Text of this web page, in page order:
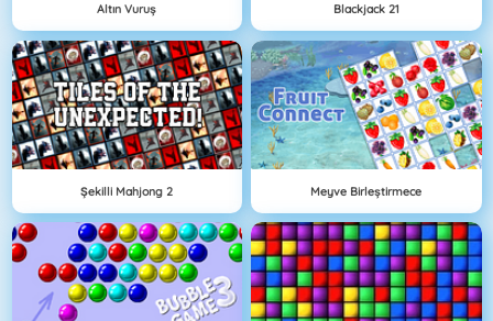
Altın Vuruş Blackjack 21
Şekilli Mahjong 2 Meyve Birleştirmece